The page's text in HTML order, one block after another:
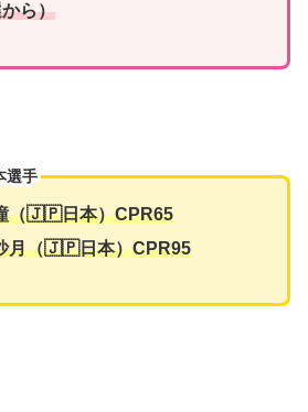
ら）
選手
（🇯🇵日本）CPR65
月（🇯🇵日本）CPR95